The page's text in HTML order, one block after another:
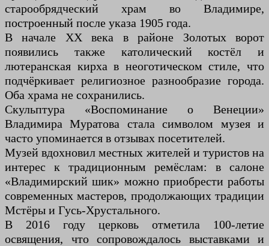
старообрядческий храм во Владимире,
построенный после указа 1905 года.
В начале XX века в районе Золотых ворот
появились также католический костёл и
лютеранская кирха в неоготическом стиле, что
подчёркивает религиозное разнообразие города.
Оба храма не сохранились.
Скульптура «Воспоминание о Венеции»
Владимира Муратова стала символом музея и
часто упоминается в отзывах посетителей.
Музей вдохновил местных жителей и туристов на
интерес к традиционным ремёслам: в салоне
«Владимирский шик» можно приобрести работы
современных мастеров, продолжающих традиции
Мстёры и Гусь-Хрустального.
В 2016 году церковь отметила 100-летие
освящения, что сопровождалось выставками и